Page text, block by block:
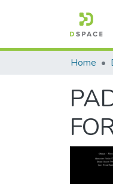
Home